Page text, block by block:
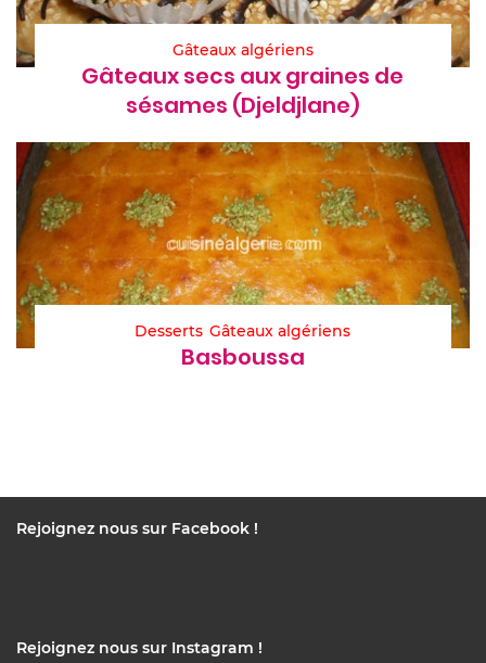
Gâteaux algériens
Gâteaux secs aux graines de
sésames (Djeldjlane)
Desserts Gâteaux algériens
Basboussa
Rejoignez nous sur Facebook !
Rejoignez nous sur Instagram !